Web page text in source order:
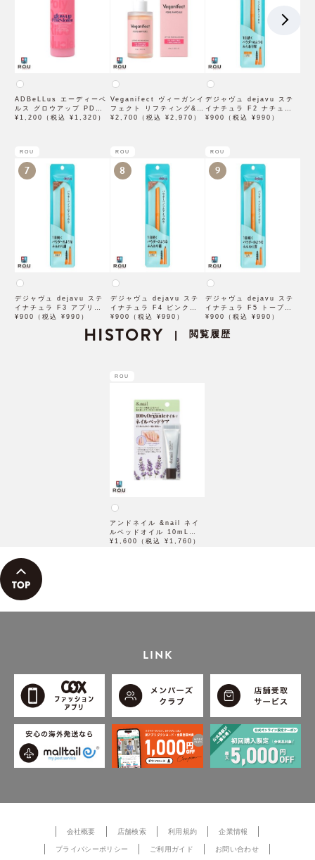
ADBeLLus エーディーベ
ルス グロウアップ PDRN
ローション 500mL
¥1,200（税込 ¥1,320）
Veganifect ヴィーガンイ
フェクト リフティング&バ
ランシング フィグチェス
¥2,700（税込 ¥2,970）
デジャヴュ dejavu ステ
イナチュラ F2 ナチュラル
ブラウン【アイブロウ】
¥900（税込 ¥990）
ROU
7
デジャヴュ dejavu ステ
イナチュラ F3 アプリコッ
トブラウン【アイブロウ】
¥900（税込 ¥990）
ROU
8
デジャヴュ dejavu ステ
イナチュラ F4 ピンクベー
ジュ【アイブロウ】【イミ
¥900（税込 ¥990）
ROU
9
デジャヴュ dejavu ステ
イナチュラ F5 トープベー
ジュ【アイブロウ】【イミ
¥900（税込 ¥990）
HISTORY | 閲覧履歴
ROU
アンドネイル &nail ネイ
ルベッドオイル 10mL【石
澤研究所】
¥1,600（税込 ¥1,760）
LINK
会社概要 店舗検索 利用規約 企業情報
プライバシーポリシー ご利用ガイド お問い合わせ